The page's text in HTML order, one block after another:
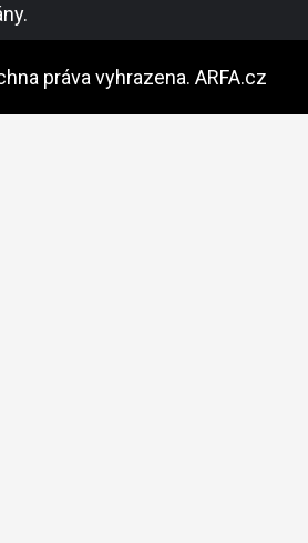
práva vyhrazena. ARFA.cz